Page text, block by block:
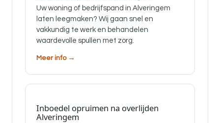
Uw woning of bedrijfspand in Alveringem
laten leegmaken? Wij gaan snel en
vakkundig te werk en behandelen
waardevolle spullen met zorg.
Meer info →
Inboedel opruimen na overlijden
Alveringem